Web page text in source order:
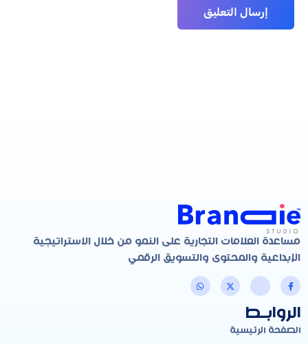
مساعدة العلامات التجارية على النمو من خلال الاستراتيجية
الإبداعية والمحتوى والتسويق الرقمي
الروابـط
الصفحة الرئيسية